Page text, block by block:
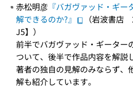
赤松明彦 『バガヴァッド・ギ
解できるのか?』
（岩波書
J5】）
前半でバガヴァッド・ギーター
ついて、後半で作品内容を解説
著者の独自の見解のみならず、
解も紹介しています。